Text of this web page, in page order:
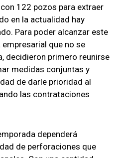
122 pozos para extraer
en la actualidad hay
Para poder alcanzar este
que no se
decidieron primero reunirse
medidas conjuntas y
de darle prioridad al
las contrataciones
dependerá
de perforaciones que